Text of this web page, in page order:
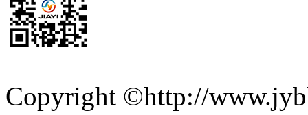
Copyright ©http://